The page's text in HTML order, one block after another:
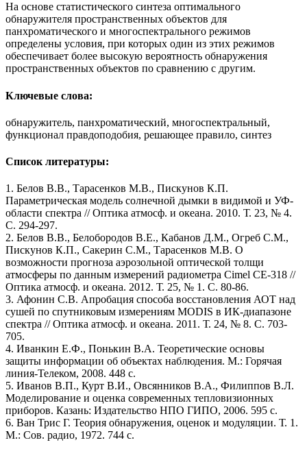
На основе статистического синтеза оптимального
обнаружителя пространственных объектов для
панхроматического и многоспектрального режимов
определены условия, при которых один из этих режимов
обеспечивает более высокую вероятность обнаружения
пространственных объектов по сравнению с другим.
Ключевые слова:
обнаружитель, панхроматический, многоспектральный,
функционал правдоподобия, решающее правило, синтез
Список литературы:
1. Белов В.В., Тарасенков М.В., Пискунов К.П.
Параметрическая модель солнечной дымки в видимой и УФ-
области спектра // Оптика атмосф. и океана. 2010. Т. 23, № 4.
С. 294-297.
2. Белов В.В., Белобородов В.Е., Кабанов Д.М., Огреб С.М.,
Пискунов К.П., Сакерин С.М., Тарасенков М.В. О
возможности прогноза аэрозольной оптической толщи
атмосферы по данным измерений радиометра Cimel СЕ-318 //
Оптика атмосф. и океана. 2012. Т. 25, № 1. С. 80-86.
3. Афонин С.В. Апробация способа восстановления АОТ над
сушей по спутниковым измерениям MODIS в ИК-диапазоне
спектра // Оптика атмосф. и океана. 2011. Т. 24, № 8. С. 703-
705.
4. Иванкин Е.Ф., Понькин В.А. Теоретические основы
защиты информации об объектах наблюдения. М.: Горячая
линия-Телеком, 2008. 448 с.
5. Иванов В.П., Курт В.И., Овсянников В.А., Филиппов В.Л.
Моделирование и оценка современных тепловизионных
приборов. Казань: Издательство НПО ГИПО, 2006. 595 с.
6. Ван Трис Г. Теория обнаружения, оценок и модуляции. Т. 1.
М.: Сов. радио, 1972. 744 с.